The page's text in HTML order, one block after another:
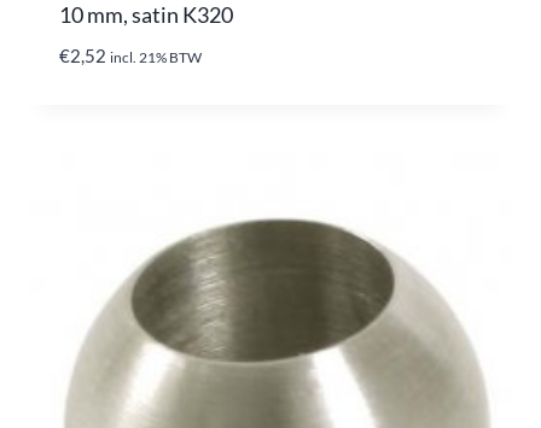
10 mm, satin K320
€2,52 incl. 21% BTW